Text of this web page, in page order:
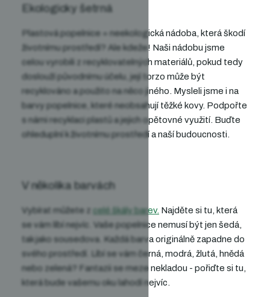
Ekologicky šetrná
Plastová popelnice = neekologická nádoba, která škodí
životnímu prostředí? Ale kdeže! Naši nádobu jsme
celou vyrobili z recyklovatelných materiálů, pokud tedy
doslouží původnímu účelu, její torzo může být
recyklováno a použito na něco jiného . Mysleli jsme i na
barvy popelnice , které neobsahují těžké kovy. Podpořte
s námi recyklaci plastů a jejich opětovné využití. Buďte
ohleduplní k životnímu prostředí a naší budoucnosti.
V několika barvách
Vybírat můžete z celé škály barev. Najděte si tu, která
se vám líbí nejvíc. Vaše popelnice nemusí být jen šedá,
tak jako sousedova. Každá barva originálně zapadne do
svého prostředí. Líbí se vám černá, modrá, žlutá, hnědá
nebo zelená?
Fantazii se meze nekladou - pořiďte si tu,
která bude vašemu oku lahodí nejvíc.